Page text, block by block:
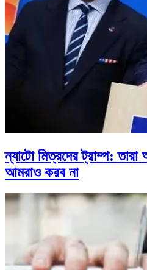
ন্যাটো মিত্রদের ট্রাম্প: তারা
আমরাও করব না